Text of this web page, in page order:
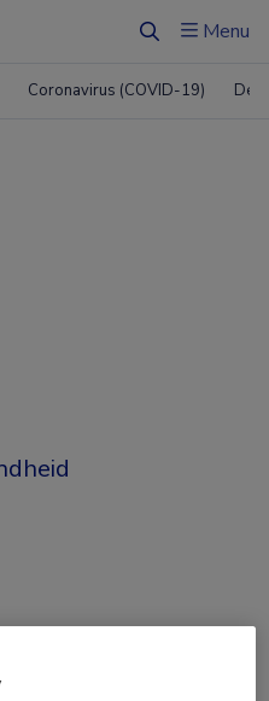
ZoekenMenu
Coronavirus (COVID-19)